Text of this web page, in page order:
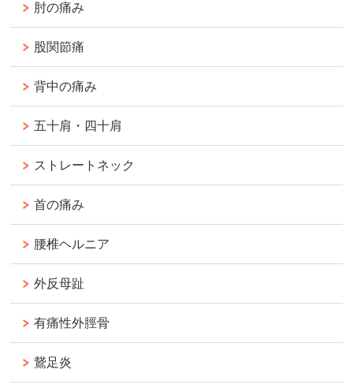
肘の痛み
股関節痛
背中の痛み
五十肩・四十肩
ストレートネック
首の痛み
腰椎ヘルニア
外反母趾
有痛性外脛骨
鵞足炎